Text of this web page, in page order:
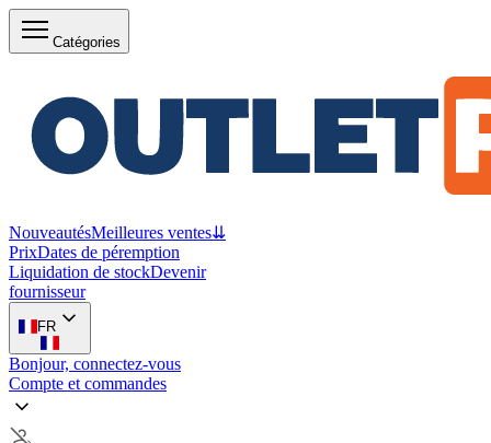
Catégories
NouveautésMeilleures ventes⇊
PrixDates de péremption
Liquidation de stockDevenir
fournisseur
FR
Bonjour, connectez-vous
Compte et commandes